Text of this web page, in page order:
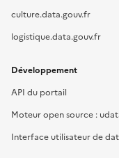
culture.data.gouv.fr
logistique.data.gouv.fr
Développement
API du portail
Moteur open source :
Interface utilisateur de